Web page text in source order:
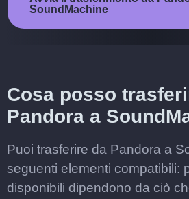
SoundMachine
Cosa posso
Pandora a
Puoi trasferire da Pandora a
seguenti elementi compatibili:
disponibili dipendono da ciò